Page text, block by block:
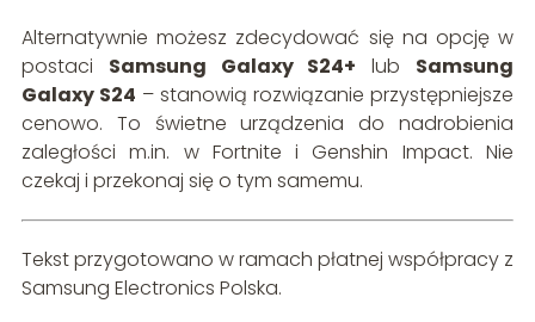
Alternatywnie możesz zdecydować się na opcję w
postaci Samsung Galaxy S24+ lub Samsung
Galaxy S24 – stanowią rozwiązanie przystępniejsze
cenowo. To świetne urządzenia do nadrobienia
zaległości m.in. w Fortnite i Genshin Impact. Nie
czekaj i przekonaj się o tym samemu.
Tekst przygotowano w ramach płatnej współpracy z
Samsung Electronics Polska.